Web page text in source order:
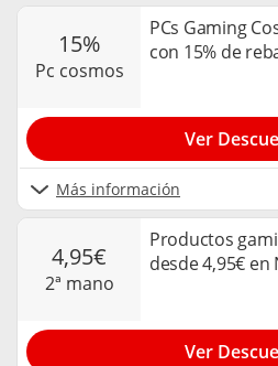
15%
pc cosmos
PCs Gaming
con 15% de
Más información
Ver
4,95€
2ª mano
Productos
desde 4,95€ en
Ver